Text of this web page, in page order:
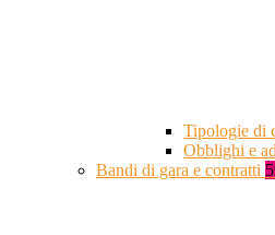
Tipologie di
Obblighi e
Bandi di gara e contratti